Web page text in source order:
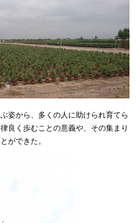
姿から、多くの人に助けられ育てら
良く歩むことの意義や、その集まり
ができた。